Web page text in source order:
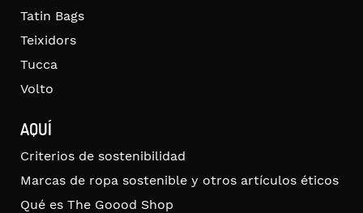
Tatin Bags
Teixidors
Tucca
Volto
AQUÍ
Criterios de sostenibilidad
Marcas de ropa sostenible y otros artículos éticos
Qué es The Goood Shop